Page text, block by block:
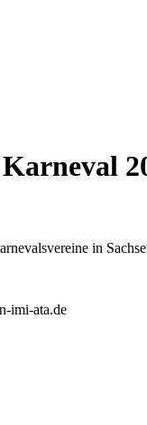
in
imi-ata.de